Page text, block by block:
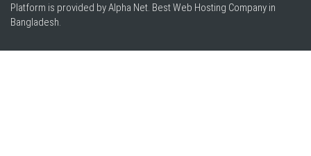
Platform is provided by Alpha Net. BestWeb Hosting Company in
Bangladesh.